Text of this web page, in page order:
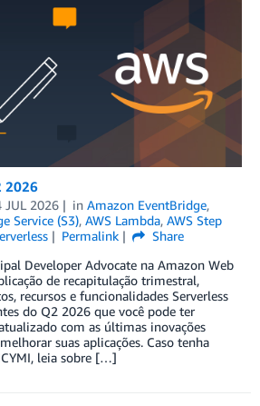
2026
JUL 2026 in Amazon EventBridge,
Service (S3), AWS Lambda, AWS Step
Permalink
Share
Developer Advocate na Amazon Web
de recapitulação trimestral,
recursos e funcionalidades Serverless
do Q2 2026 que você pode ter
com as últimas inovações
suas aplicações. Caso tenha
leia sobre […]